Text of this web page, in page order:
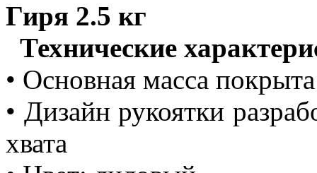
Гиря 2.5 кг
Технические
• Основная масса
• Дизайн рукоятки
хвата